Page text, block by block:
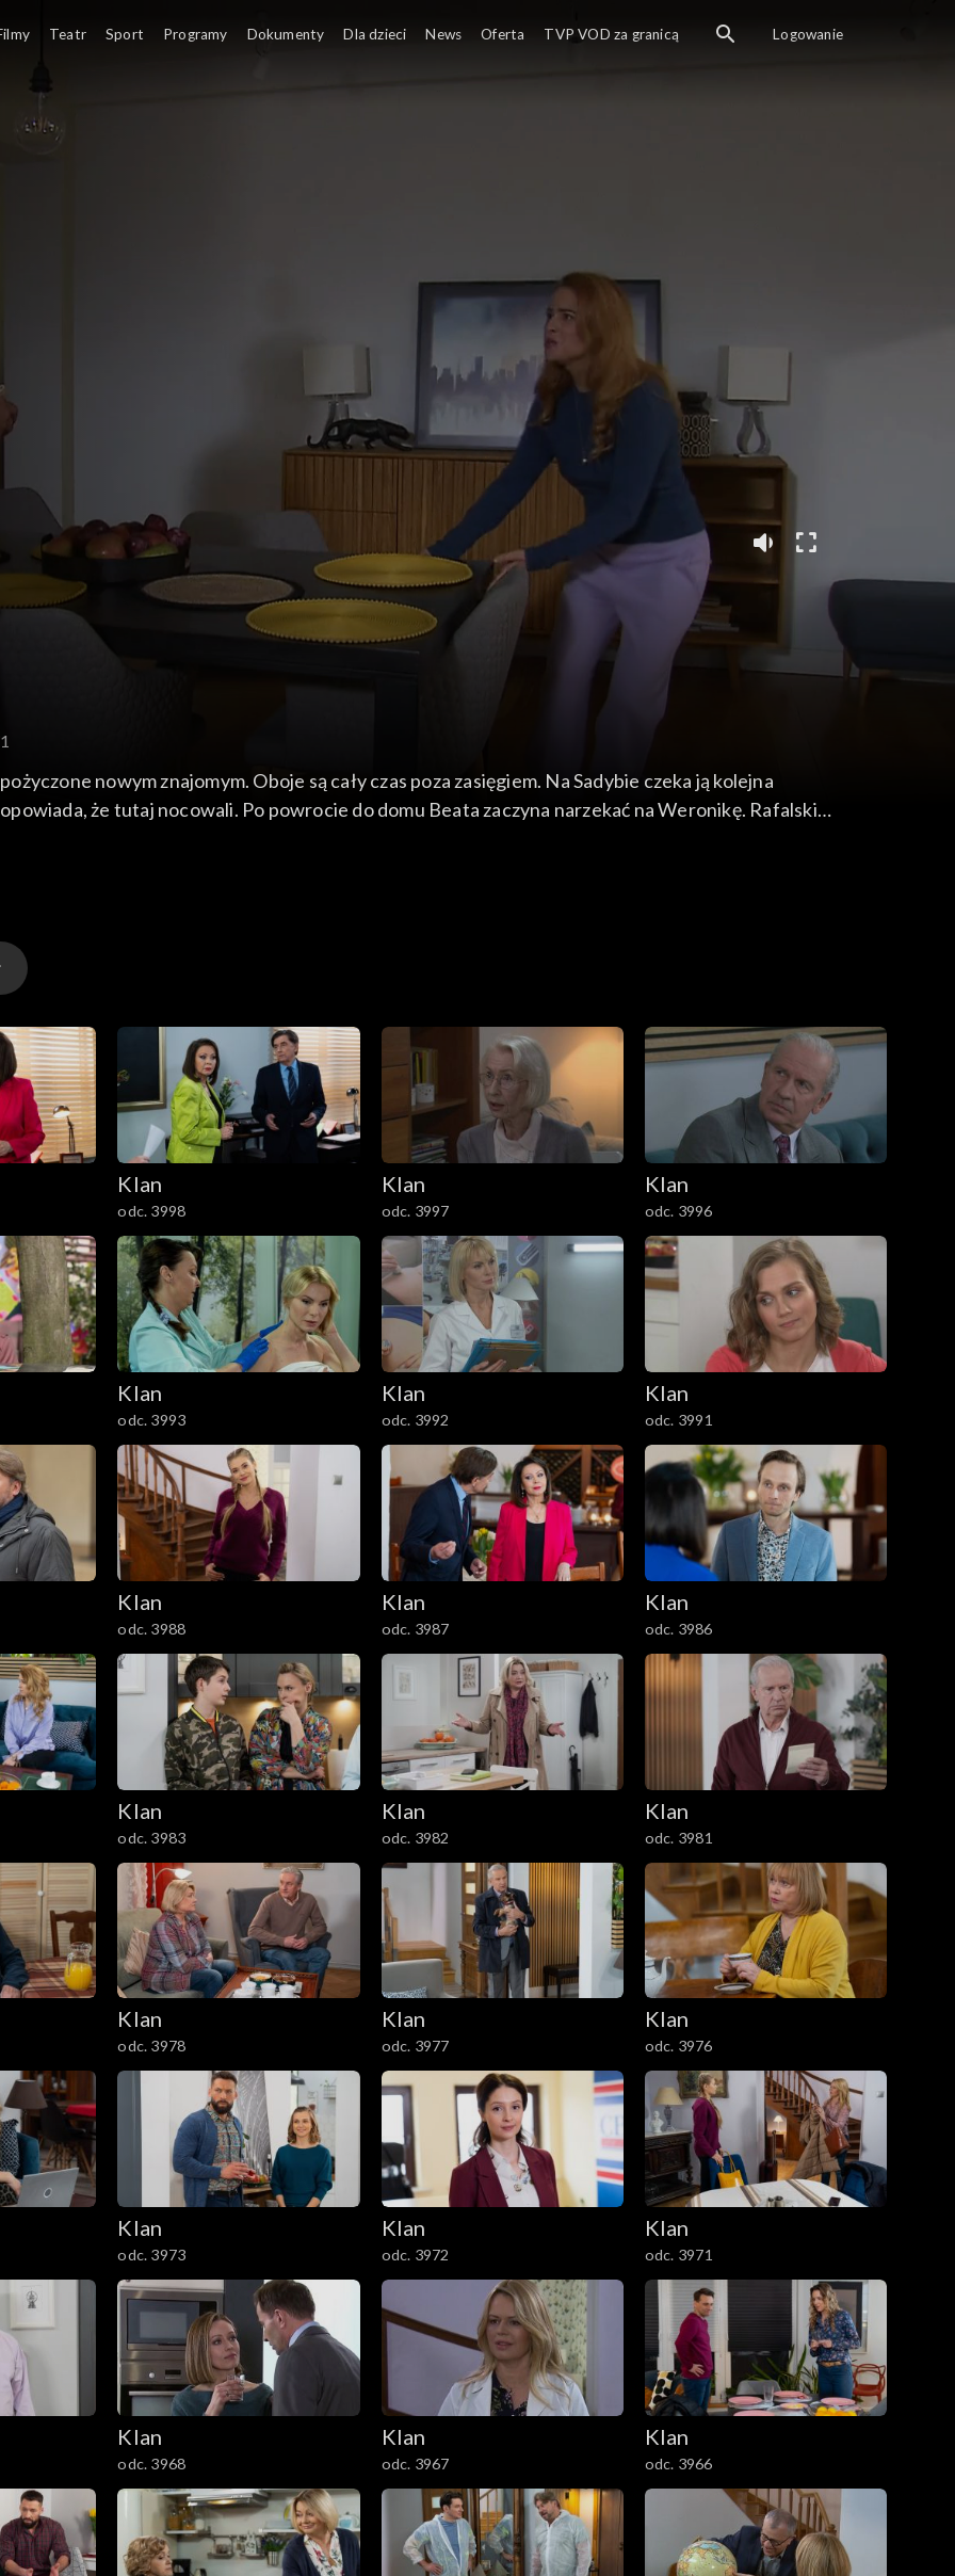
nowym znajomym. Oboje są cały czas poza zasięgiem. Na Sadybie czeka ją kolejna
że tutaj nocowali. Po powrocie do domu Beata zaczyna narzekać na Weronikę. Rafalski
i Zyga. Witold wychodzi z supermarketu z zakupami i niespodziewanie wpada na Jolę. Od razu widzi, że
Klan
odc. 3998
Klan
odc. 3997
Klan
odc. 3996
Klan
odc. 3993
Klan
odc. 3992
Klan
odc. 3991
Klan
odc. 3988
Klan
odc. 3987
Klan
odc. 3986
Klan
odc. 3983
Klan
odc. 3982
Klan
odc. 3981
Klan
odc. 3978
Klan
odc. 3977
Klan
odc. 3976
Klan
odc. 3973
Klan
odc. 3972
Klan
odc. 3971
Klan
odc. 3968
Klan
odc. 3967
Klan
odc. 3966
Teatr Sport Programy Dokumenty Dla dzieci News Oferta TVP VOD za granicą Logowanie